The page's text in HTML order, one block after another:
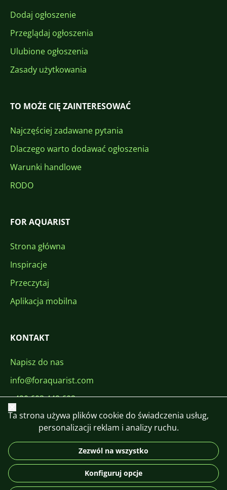
Dodaj ogłoszenie
Przeglądaj ogłoszenia
Ulubione ogłoszenia
Zasady użytkowania
TO MOŻE CIĘ ZAINTERESOWAĆ
Najczęściej zadawane pytania
Dlaczego warto dodawać ogłoszenia
Warunki handlowe
RODO
FOR AQUARIST
Strona główna
Inspiracje
Przeczytaj
Aplikacja mobilna
KONTAKT
Napisz do nas
info@foraquarist.com
+420 603 449 602
DE
© 2026 For Aquarist
Zamknij
Ta strona używa plików cookie do świadczenia usług,
personalizacji reklam i analizy ruchu.
Zezwól na wszystko
Konfiguruj opcje